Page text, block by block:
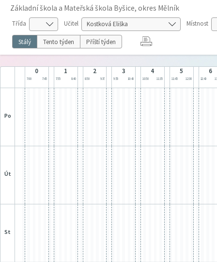
Základní škola a Mateřská škola Byšice, okres Mělník
Třída Učitel Místnost
Stálý Tento týden Příští týden
0
7:00 7:45
1
7:55 8:40
2
8:50 9:35
3
9:55 10:40
4
10:50 11:35
5
11:45 12:30
6
12:40
po
út
st